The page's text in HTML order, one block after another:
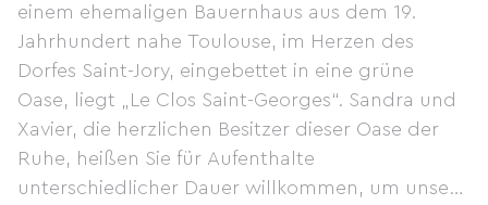
einem ehemaligen Bauernhaus aus dem 19.
Jahrhundert nahe Toulouse, im Herzen des
Dorfes Saint-Jory, eingebettet in eine grüne
Oase, liegt „Le Clos Saint-Georges“. Sandra und
Xavier, die herzlichen Besitzer dieser Oase der
Ruhe, heißen Sie für Aufenthalte
unterschiedlicher Dauer willkommen, um unsere